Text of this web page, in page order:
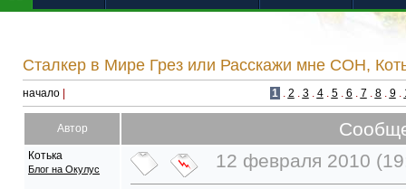
Сталкер в Мире Грез или Расскажи мне СОН,
начало 1 . 2 . 3 . 4 . 5 . 6 . 7 . 8 . 9 .
Автор
Котька
Блог на Окулус 12 февраля 2010